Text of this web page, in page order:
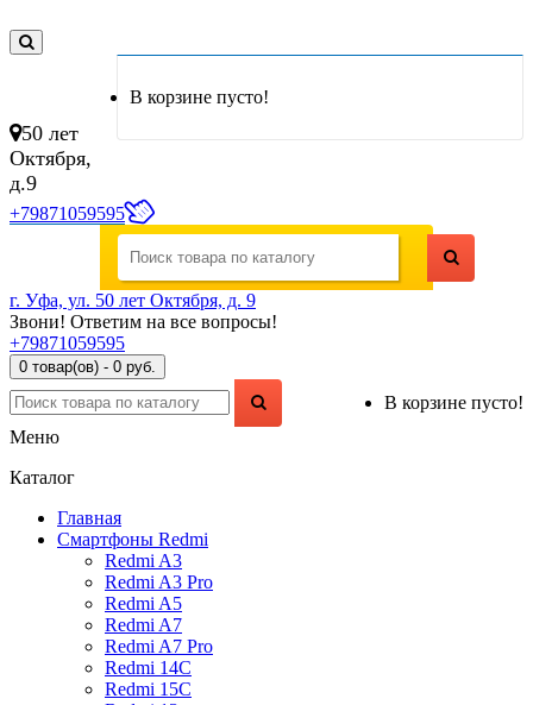
В корзине пусто!
50 лет
Октября,
д.9
+79871059595
г. Уфа, ул. 50 лет Октября, д. 9
Звони! Ответим на все вопросы!
+79871059595
0 товар(ов) - 0 руб.
В корзине пусто!
Меню
Каталог
Главная
Смартфоны Redmi
Redmi A3
Redmi A3 Pro
Redmi A5
Redmi A7
Redmi A7 Pro
Redmi 14C
Redmi 15C